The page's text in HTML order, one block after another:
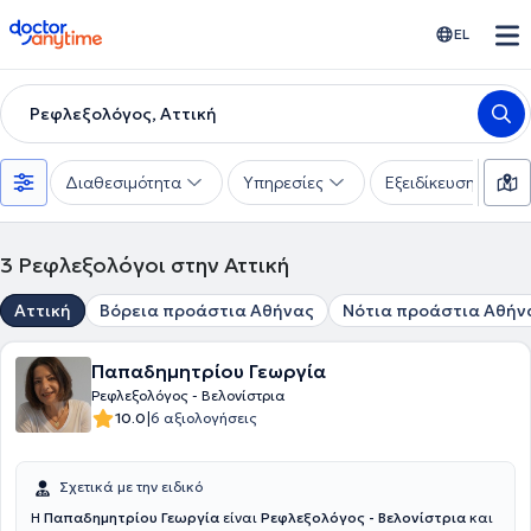
doctoranytime EL
Ρεφλεξολόγος, Αττική
Διαθεσιμότητα Υπηρεσίες Εξειδίκευση
3 Ρεφλεξολόγοι στην Αττική
Αττική Βόρεια προάστια Αθήνας Νότια προάστια
Παπαδημητρίου Γεωργία
Ρεφλεξολόγος - Βελονίστρια
10.0|6 αξιολογήσεις
Σχετικά με την ειδικό
Η Παπαδημητρίου Γεωργία είναι Ρεφλεξολόγος - Βελονίστρια και